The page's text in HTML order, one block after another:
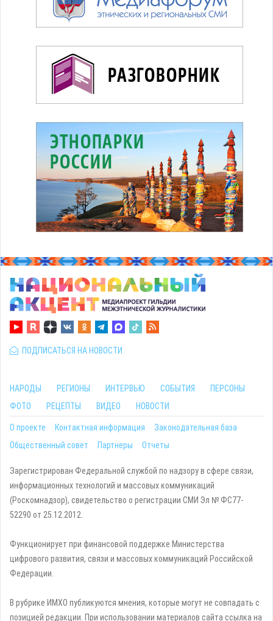
ПОДПИСАТЬСЯ НА НОВОСТИ
НАРОДЫ РЕГИОНЫ ИНТЕРВЬЮ СОБЫТИЯ
ПЕРСОНЫ
ФОТО
РЕЦЕПТЫ ВИДЕО НОВОСТИ
О проекте Контактная информация
Законодательная база
Общественный совет
Партнеры Отчеты
Зарегистрирован Федеральной службой по надзору в сфере связи,
информационных технологий и массовых коммуникаций
(Роскомнадзор), свидетельство о регистрации СМИ Эл № ФС77-
52290 от 25.12.2012.
Функционирует при финансовой поддержке Министерства
цифрового развития, связи и массовых коммуникаций Российской
Федерации.
В рубрике ИМХО публикуются мнения, которые могут не совпадать с
позицией редакции. При использовании материалов сайта ссылка на